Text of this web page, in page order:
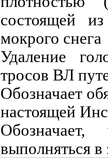
состоящей
мокрого снега
Удаление
тросов ВЛ
Обозначает
настоящей
выполняться